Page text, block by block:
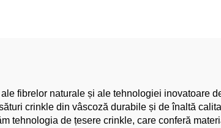
fibrelor naturale și ale tehnologiei inovatoare
crinkle din vâscoză durabile și de înaltă
tehnologia de țesere crinkle, care conferă